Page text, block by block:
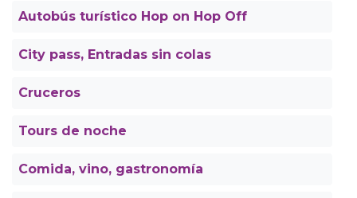
Autobús turístico Hop on Hop Off
City pass, Entradas sin colas
Cruceros
Tours de noche
Comida, vino, gastronomía